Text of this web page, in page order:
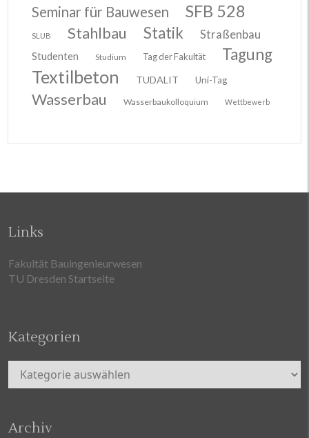
Seminar für Bauwesen SFB 528
SLUB Stahlbau Statik Straßenbau
Studenten Studium Tag der Fakultät Tagung
Textilbeton TUDALIT Uni-Tag
Wasserbau Wasserbaukolloquium Wettbewerb
Links
Fakultät Bauingenieurwesen
TU Dresden Startseite
Kategorien
Kategorien
Archiv